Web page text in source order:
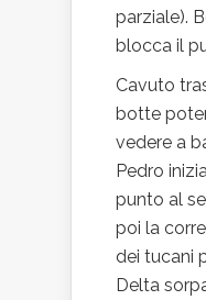
parziale).
blocca il
Cavuto
botte
vedere a
Pedro
punto al
poi la
dei tucani
Delta